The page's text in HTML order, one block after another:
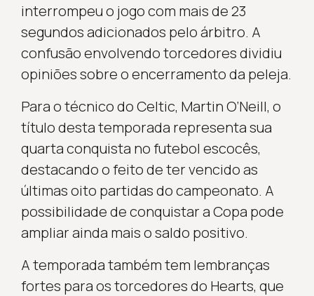
interrompeu o jogo com mais de 23
segundos adicionados pelo árbitro. A
confusão envolvendo torcedores dividiu
opiniões sobre o encerramento da peleja.
Para o técnico do Celtic, Martin O’Neill, o
título desta temporada representa sua
quarta conquista no futebol escocês,
destacando o feito de ter vencido as
últimas oito partidas do campeonato. A
possibilidade de conquistar a Copa pode
ampliar ainda mais o saldo positivo.
A temporada também tem lembranças
fortes para os torcedores do Hearts, que